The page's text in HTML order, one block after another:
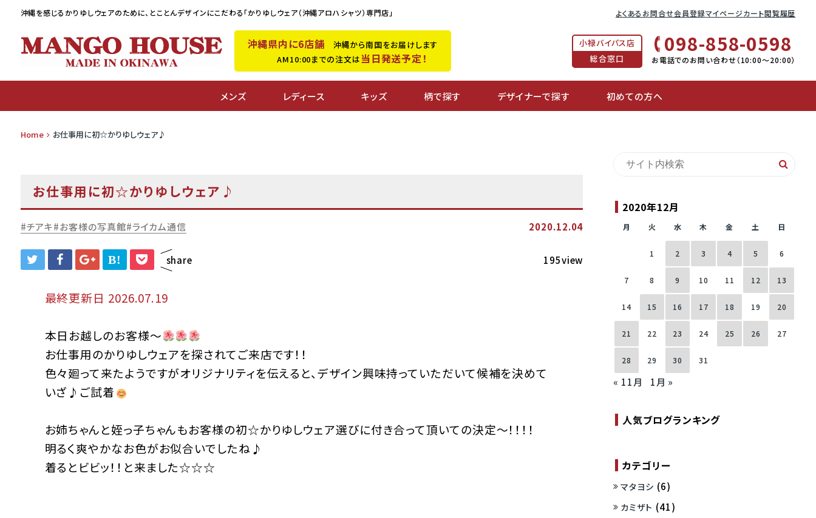
沖縄を感じるかりゆしウェアのために、 とことんデザインにこだわる「かりゆしウェア（沖縄アロハシャツ）専門店」 よくあるお問合せ会員登録マイページカート閲覧履歴
沖縄県内に6店舗 沖縄から南国をお届けします
AM10:00までの注文は当日発送予定！
小禄バイパス店
総合窓口
098-858-0598
お電話でのお問い合わせ（10:00〜20:00）
メンズ レディース キッズ 柄で探す デザイナーで探す 初めての方へ
Home お仕事用に初☆かりゆしウェア♪
お仕事用に初☆かりゆしウェア♪
チアキ お客様の写真館 ライカム通信 2020.12.04
B! share 195view
最終更新日 2026.07.19
本日お越しのお客様～
お仕事用のかりゆしウェアを探されてご来店です！！
色々廻って来たようですがオリジナリティを伝えると、デザイン興味持っていただいて候補を決めて
いざ♪ご試着
お姉ちゃんと姪っ子ちゃんもお客様の初☆かりゆしウェア選びに付き合って頂いての決定～！！！！
明るく爽やかなお色がお似合いでしたね♪
着るとビビッ！！と来ました☆☆☆
2020年12月
月 火 水 木 金 土 日
1 2 3 4 5 6
7 8 9 10 11 12 13
14 15 16 17 18 19 20
21 22 23 24 25 26 27
28 29 30 31
« 11月 1月 »
人気ブログランキング
カテゴリー
マタヨシ (6)
カミザト (41)